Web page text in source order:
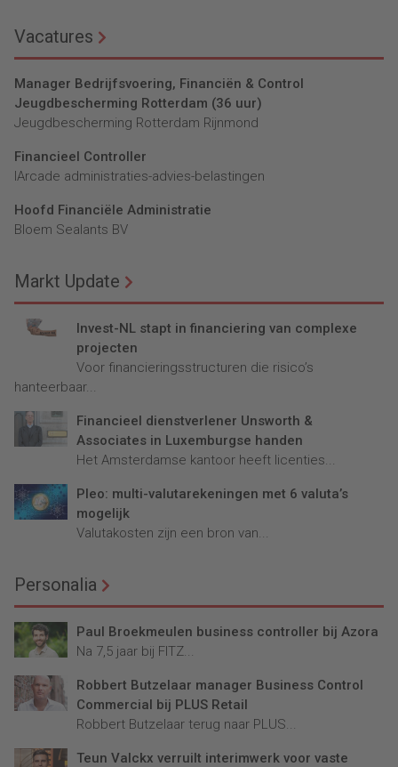
Vacatures
Manager Bedrijfsvoering, Financiën & Control
Jeugdbescherming Rotterdam (36 uur)
Jeugdbescherming Rotterdam Rijnmond
Financieel Controller
lArcade administraties-advies-belastingen
Hoofd Financiële Administratie
Bloem Sealants BV
Markt Update
Invest-NL stapt in financiering van complexe
projecten
Voor financieringsstructuren die risico’s
hanteerbaar...
Financieel dienstverlener Unsworth &
Associates in Luxemburgse handen
Het Amsterdamse kantoor heeft licenties...
Pleo: multi-valutarekeningen met 6 valuta’s
mogelijk
Valutakosten zijn een bron van...
Personalia
Paul Broekmeulen business controller bij Azora
Na 7,5 jaar bij FITZ...
Robbert Butzelaar manager Business Control
Commercial bij PLUS Retail
Robbert Butzelaar terug naar PLUS...
Teun Valckx verruilt interimwerk voor vaste